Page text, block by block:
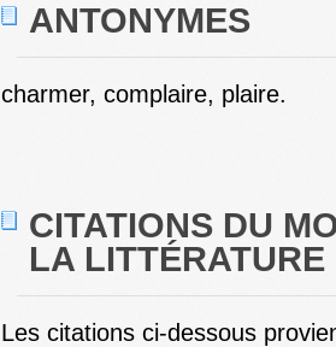
ANTONYMES
charmer, complaire, plaire.
CITATIONS DU
LA
Les citations ci-dessous